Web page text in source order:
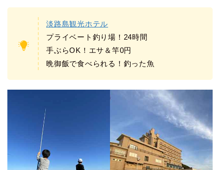
淡路島観光ホテル
プライベート釣り場！24時間
手ぶらOK！エサ＆竿0円
晩御飯で食べられる！釣った魚